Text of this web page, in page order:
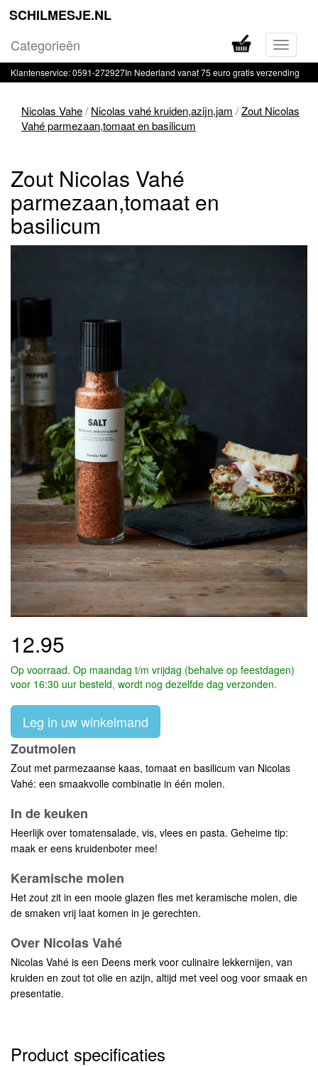
SCHILMESJE.NL
in-
of
Categorieën
Klantenservice: 0591-272927In Nederland vanaf 75 euro gratis verzending
Nicolas Vahe/ Nicolas vahé kruiden,azijn,jam /Zout Nicolas
Vahé parmezaan,tomaat en basilicum
Zout Nicolas Vahé
parmezaan,tomaat en
basilicum
12.95
Op voorraad. Op maandag t/m vrijdag (behalve op feestdagen)
voor 16:30 uur besteld, wordt nog dezelfde dag verzonden.
Leg in uw winkelmand
Zoutmolen
Zout met parmezaanse kaas, tomaat en basilicum van Nicolas
Vahé: een smaakvolle combinatie in één molen.
In de keuken
Heerlijk over tomatensalade, vis, vlees en pasta. Geheime tip:
maak er eens kruidenboter mee!
Keramische molen
Het zout zit in een mooie glazen fles met keramische molen, die
de smaken vrij laat komen in je gerechten.
Over Nicolas Vahé
Nicolas Vahé is een Deens merk voor culinaire lekkernijen, van
kruiden en zout tot olie en azijn, altijd met veel oog voor smaak en
presentatie.
Product specificaties